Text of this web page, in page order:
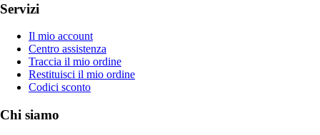
Servizi
Il mio account
Centro assistenza
Traccia il mio ordine
Restituisci il mio ordine
Codici sconto
Chi siamo